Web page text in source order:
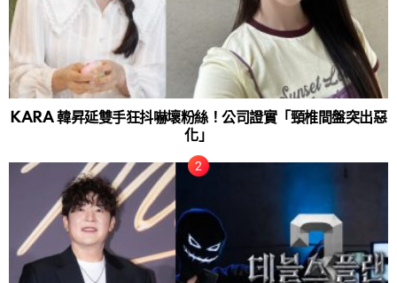
KARA 韓昇延雙手狂抖嚇壞粉絲！公司證實「頸椎間盤突出惡
化」